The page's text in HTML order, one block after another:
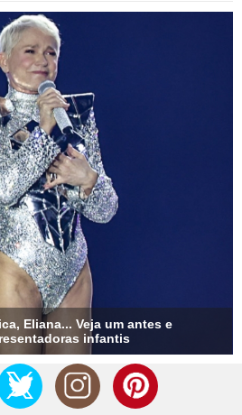
Eliana... Veja um antes e
infantis